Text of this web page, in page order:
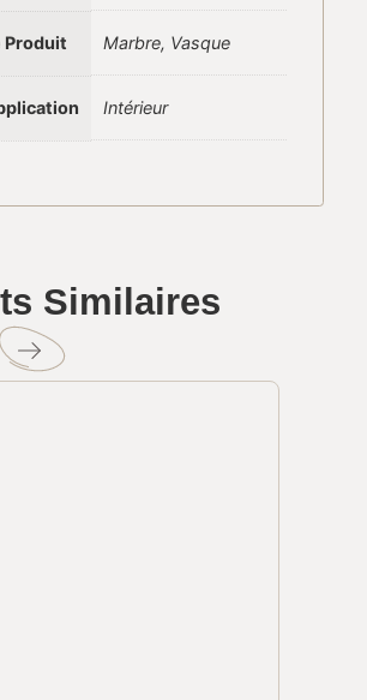
Produit Marbre, Vasque
Intérieur
Similaires